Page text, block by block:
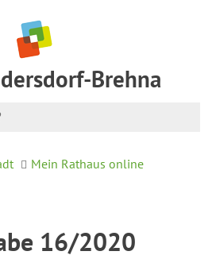
Brehna
Mein Rathaus online
16/2020